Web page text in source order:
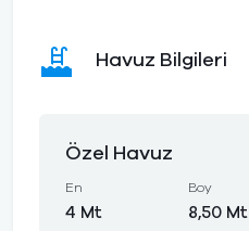
Havuz Bilgileri
Özel Havuz
En
4 Mt
Boy
8,50 Mt